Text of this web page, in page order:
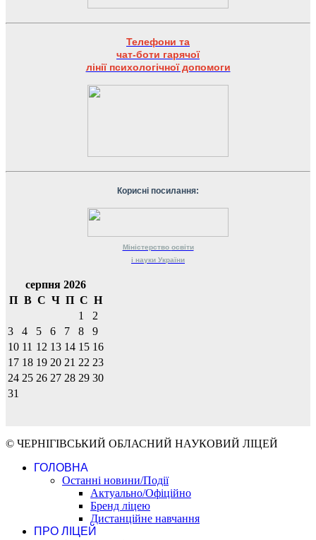
Телефони та
чат-боти гарячої
лінії психологічної допомоги
Корисні посилання:
Міністерство освіти
і науки України
серпня 2026
П В С Ч П С Н
1
2
3
4 5 6 7 8
9
10 11 12 13 14 15 16
17 18 19 20 21 22 23
24 25 26 27 28 29 30
31
© ЧЕРНІГІВСЬКИЙ ОБЛАСНИЙ НАУКОВИЙ ЛІЦЕЙ
ГОЛОВНА
Останні новини/Події
Актуально/Офіційно
Бренд ліцею
Дистанційне навчання
ПРО ЛІЦЕЙ